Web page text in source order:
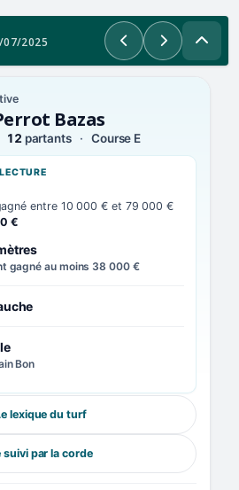
07/2025 PrécédentSuivant
Bazas
12 partants Course E
entre 10 000 € et 79 000 €
€
gagné au moins 38 000 €
Bon
lexique du turf
suivi par la corde